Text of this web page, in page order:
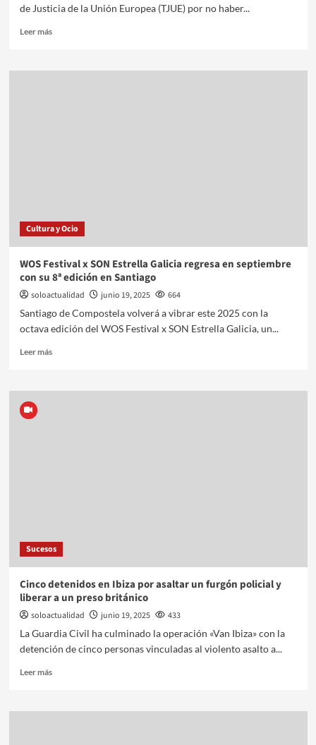
de Justicia de la Unión Europea (TJUE) por no haber...
Leer más
Cultura y Ocio
WOS Festival x SON Estrella Galicia regresa en septiembre
con su 8ª edición en Santiago
soloactualidad junio 19, 2025
664
Santiago de Compostela volverá a vibrar este 2025 con la
octava edición del WOS Festival x SON Estrella Galicia, un...
Leer más
Sucesos
Cinco detenidos en Ibiza por asaltar un furgón policial y
liberar a un preso británico
soloactualidad junio 19, 2025
433
La Guardia Civil ha culminado la operación «Van Ibiza» con la
detención de cinco personas vinculadas al violento asalto a...
Leer más